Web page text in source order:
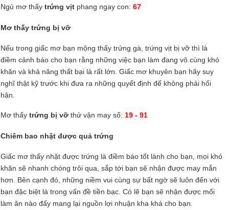
Ngủ mơ thấy trứng vịt phang ngay con: 67
Mơ thấy trứng bị vỡ
Nếu trong giấc mơ bạn mộng thấy trứng gà, trứng vịt bị vỡ thì là
điềm cảnh báo cho bạn rằng những việc bạn làm đang vô cùng khó
khăn và khả năng thất bại là rất lớn. Giấc mơ khuyên bạn hãy suy
nghĩ thật kỹ trước khi đưa ra những quyết định để không phải hối
hận.
Mơ thấy trứng bị vỡ thử vận may số: 19 - 91
Chiêm bao nhặt được quả trứng
Giấc mơ thấy nhặt được trứng là điềm báo tốt lành cho bạn, mọi khó
khăn sẽ nhanh chóng trôi qua, sắp tới bạn sẽ nhận được may mắn
hơn. Bên cạnh đó, những niềm vui cùng sự bất ngờ sẽ luôn đến với
bạn đặc biệt là trong vấn đề tiền bạc. Có lẽ bạn sẽ nhận được mối
làm ăn nào đấy mang lại nguồn lợi nhuận kha khá cho bạn.